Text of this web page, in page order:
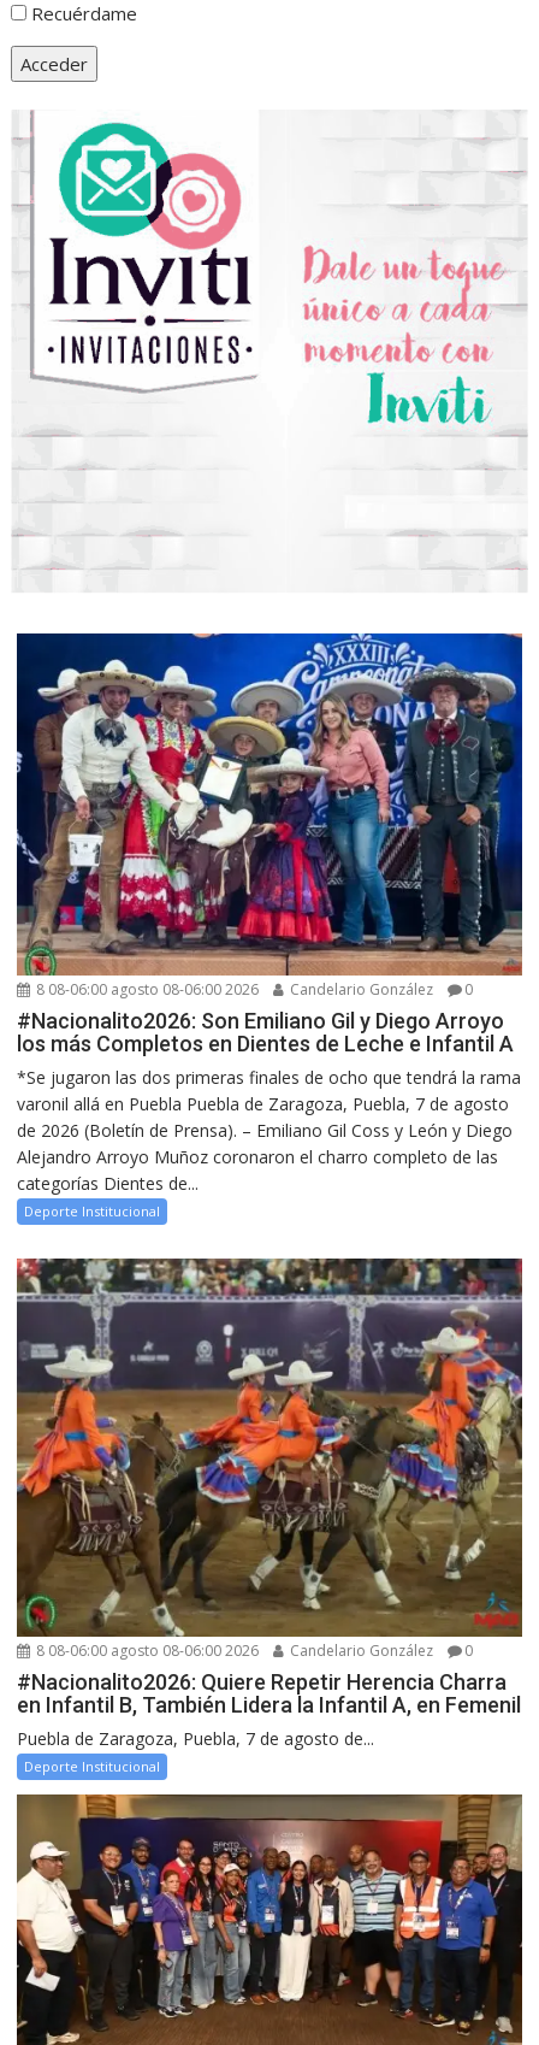
Recuérdame
Acceder
8 08-06:00 agosto 08-06:00 2026 Candelario González 0
#Nacionalito2026: Son Emiliano Gil y Diego Arroyo
los más Completos en Dientes de Leche e Infantil A
*Se jugaron las dos primeras finales de ocho que tendrá la rama
varonil allá en Puebla Puebla de Zaragoza, Puebla, 7 de agosto
de 2026 (Boletín de Prensa). – Emiliano Gil Coss y León y Diego
Alejandro Arroyo Muñoz coronaron el charro completo de las
categorías Dientes de...
Deporte Institucional
8 08-06:00 agosto 08-06:00 2026 Candelario González 0
#Nacionalito2026: Quiere Repetir Herencia Charra
en Infantil B, También Lidera la Infantil A, en Femenil
Puebla de Zaragoza, Puebla, 7 de agosto de...
Deporte Institucional